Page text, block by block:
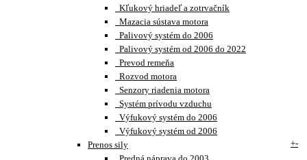
Kľukový hriadeľ a zotrvačník
Mazacia sústava motora
Palivový systém do 2006
Palivový systém od 2006 do 2022
Prevod remeňa
Rozvod motora
Senzory riadenia motora
Systém prívodu vzduchu
Výfukový systém do 2006
Výfukový systém od 2006
Prenos sily
+-